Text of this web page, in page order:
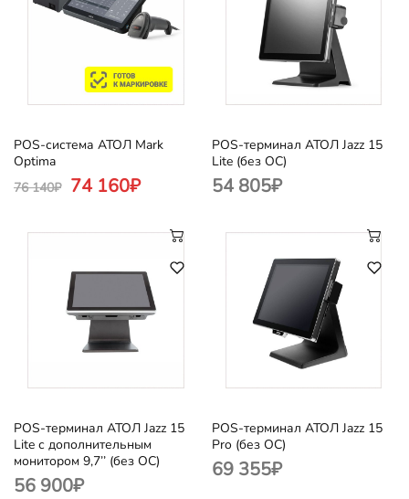
POS-система АТОЛ Mark
Optima
76 140₽ 74 160₽
POS-терминал АТОЛ Jazz 15
Lite (без ОС)
54 805₽
POS-терминал АТОЛ Jazz 15
Lite с дополнительным
монитором 9,7’’ (без ОС)
56 900₽
POS-терминал АТОЛ Jazz 15
Pro (без ОС)
69 355₽